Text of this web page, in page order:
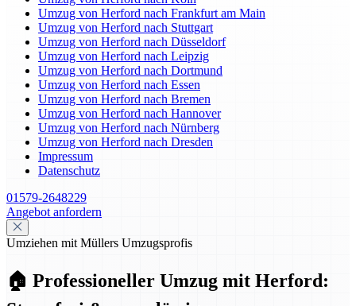
Umzug von Herford nach Frankfurt am Main
Umzug von Herford nach Stuttgart
Umzug von Herford nach Düsseldorf
Umzug von Herford nach Leipzig
Umzug von Herford nach Dortmund
Umzug von Herford nach Essen
Umzug von Herford nach Bremen
Umzug von Herford nach Hannover
Umzug von Herford nach Nürnberg
Umzug von Herford nach Dresden
Impressum
Datenschutz
01579-2648229
Angebot anfordern
Umziehen mit Müllers Umzugsprofis
🏠 Professioneller Umzug mit Herford: